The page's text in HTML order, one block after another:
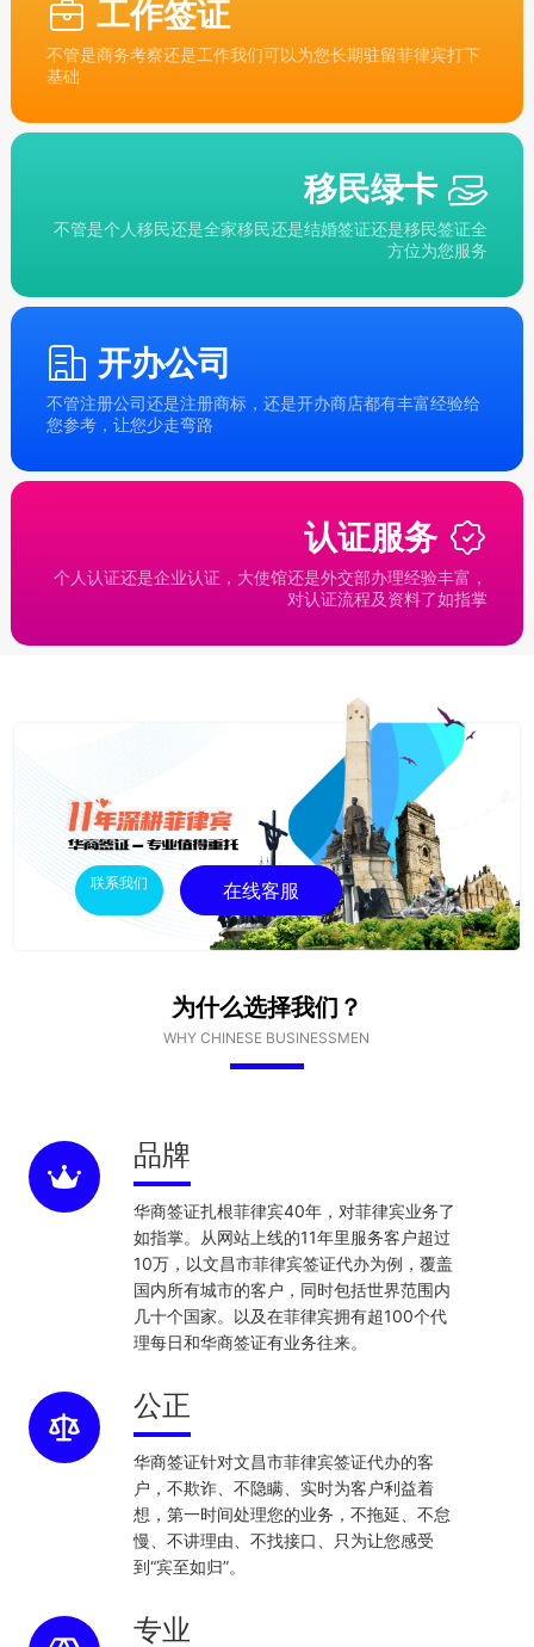
工作签证
不管是商务考察还是工作我们可以为您长期驻留菲律宾打下
基础
移民绿卡
不管是个人移民还是全家移民还是结婚签证还是移民签证全
方位为您服务
开办公司
不管注册公司还是注册商标，还是开办商店都有丰富经验给
您参考，让您少走弯路
认证服务
个人认证还是企业认证，大使馆还是外交部办理经验丰富，
对认证流程及资料了如指掌
联系我们 在线客服
为什么选择我们？
WHY CHINESE BUSINESSMEN
品牌
华商签证扎根菲律宾40年，对菲律宾业务了
如指掌。从网站上线的11年里服务客户超过
10万，以文昌市菲律宾签证代办为例，覆盖
国内所有城市的客户，同时包括世界范围内
几十个国家。以及在菲律宾拥有超100个代
理每日和华商签证有业务往来。
公正
华商签证针对文昌市菲律宾签证代办的客
户，不欺诈、不隐瞒、实时为客户利益着
想，第一时间处理您的业务，不拖延、不怠
慢、不讲理由、不找接口、只为让您感受
到“宾至如归”。
专业